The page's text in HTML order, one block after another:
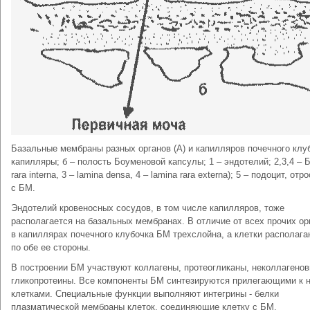
Базальные мембраны разных органов (А) и капилляров почечного
капилляры; б – полость Боуменовой капсулы; 1 – эндотелий; 2,3,4 –
rara interna, 3 – lamina densa, 4 – lamina rara externa); 5 – подоцит,
с БМ.
Эндотелий кровеносных сосудов, в том числе капилляров, тоже
располагается на базальных мембранах. В отличие от всех прочих
в капиллярах почечного клубочка БМ трехслойна, а клетки
по обе ее стороны.
В построении БМ участвуют коллагены, протеогликаны,
гликопротеины. Все компоненты БМ синтезируются прилегающими к
клетками. Специальные функции выполняют интегрины - белки
плазматической мембраны клеток, соединяющие клетку с БМ.